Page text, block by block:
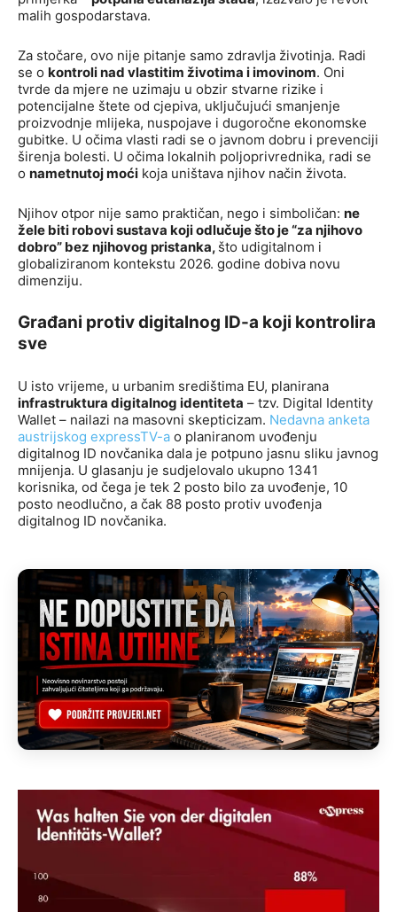
malih gospodarstava.
Za stočare, ovo nije pitanje samo zdravlja životinja. Radi
se o kontroli nad vlastitim životima i imovinom. Oni
tvrde da mjere ne uzimaju u obzir stvarne rizike i
potencijalne štete od cjepiva, uključujući smanjenje
proizvodnje mlijeka, nuspojave i dugoročne ekonomske
gubitke. U očima vlasti radi se o javnom dobru i prevenciji
širenja bolesti. U očima lokalnih poljoprivrednika, radi se
o nametnutoj moći koja uništava njihov način života.
Njihov otpor nije samo praktičan, nego i simboličan: ne
žele biti robovi sustava koji odlučuje što je “za njihovo
dobro” bez njihovog pristanka, što udigitalnom i
globaliziranom kontekstu 2026. godine dobiva novu
dimenziju.
Građani protiv digitalnog ID-a koji kontrolira
sve
U isto vrijeme, u urbanim središtima EU, planirana
infrastruktura digitalnog identiteta – tzv. Digital Identity
Wallet – nailazi na masovni skepticizam. Nedavna anketa
austrijskog expressTV-a o planiranom uvođenju
digitalnog ID novčanika dala je potpuno jasnu sliku javnog
mnijenja. U glasanju je sudjelovalo ukupno 1341
korisnika, od čega je tek 2 posto bilo za uvođenje, 10
posto neodlučno, a čak 88 posto protiv uvođenja
digitalnog ID novčanika.